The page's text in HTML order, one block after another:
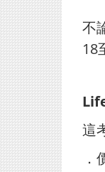
不
18
這